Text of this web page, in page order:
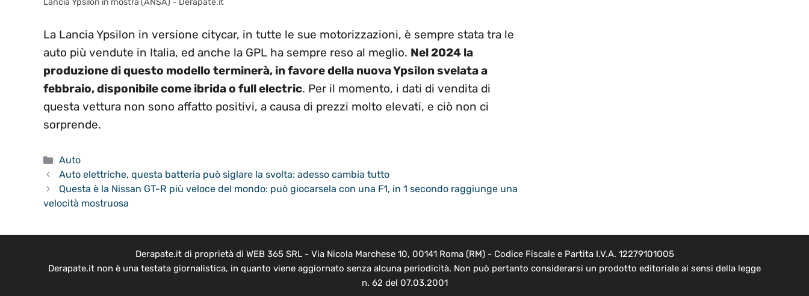
La Lancia Ypsilon in versione citycar, in tutte le sue motorizzazioni, è sempre stata tra le
auto più vendute in Italia, ed anche la GPL ha sempre reso al meglio. Nel 2024 la
produzione di questo modello terminerà, in favore della nuova Ypsilon svelata a
febbraio, disponibile come ibrida o full electric. Per il momento, i dati di vendita di
questa vettura non sono affatto positivi, a causa di prezzi molto elevati, e ciò non ci
sorprende.
Categorie
Auto
Auto elettriche, questa batteria può siglare la svolta: adesso cambia tutto
Questa è la Nissan GT-R più veloce del mondo: può giocarsela con una F1, in 1 secondo raggiunge una
velocità mostruosa
Derapate.it di proprietà di WEB 365 SRL - Via Nicola Marchese 10, 00141 Roma (RM) - Codice Fiscale e Partita I.V.A. 12279101005
Derapate.it non è una testata giornalistica, in quanto viene aggiornato senza alcuna periodicità. Non può pertanto considerarsi un prodotto editoriale ai sensi della legge
n. 62 del 07.03.2001